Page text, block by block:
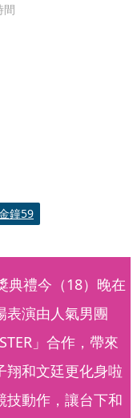
間
鐘59
典禮今（18）晚在
表演由人氣男團
」合作，帶來
翔和文廷更化身啦
技動作，讓台下和